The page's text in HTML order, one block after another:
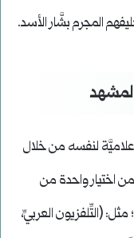
المجرم بشَّار الأسد.
لنفسه من خلال
من اختيار واحدة من
مثل: (التِّلفزيون العربيِّ،